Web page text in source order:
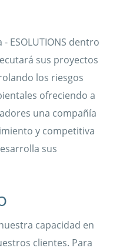
ESOLUTIONS dentro
sus proyectos
los riesgos
ofreciendo a
una compañía
y competitiva
sus
capacidad en
clientes. Para